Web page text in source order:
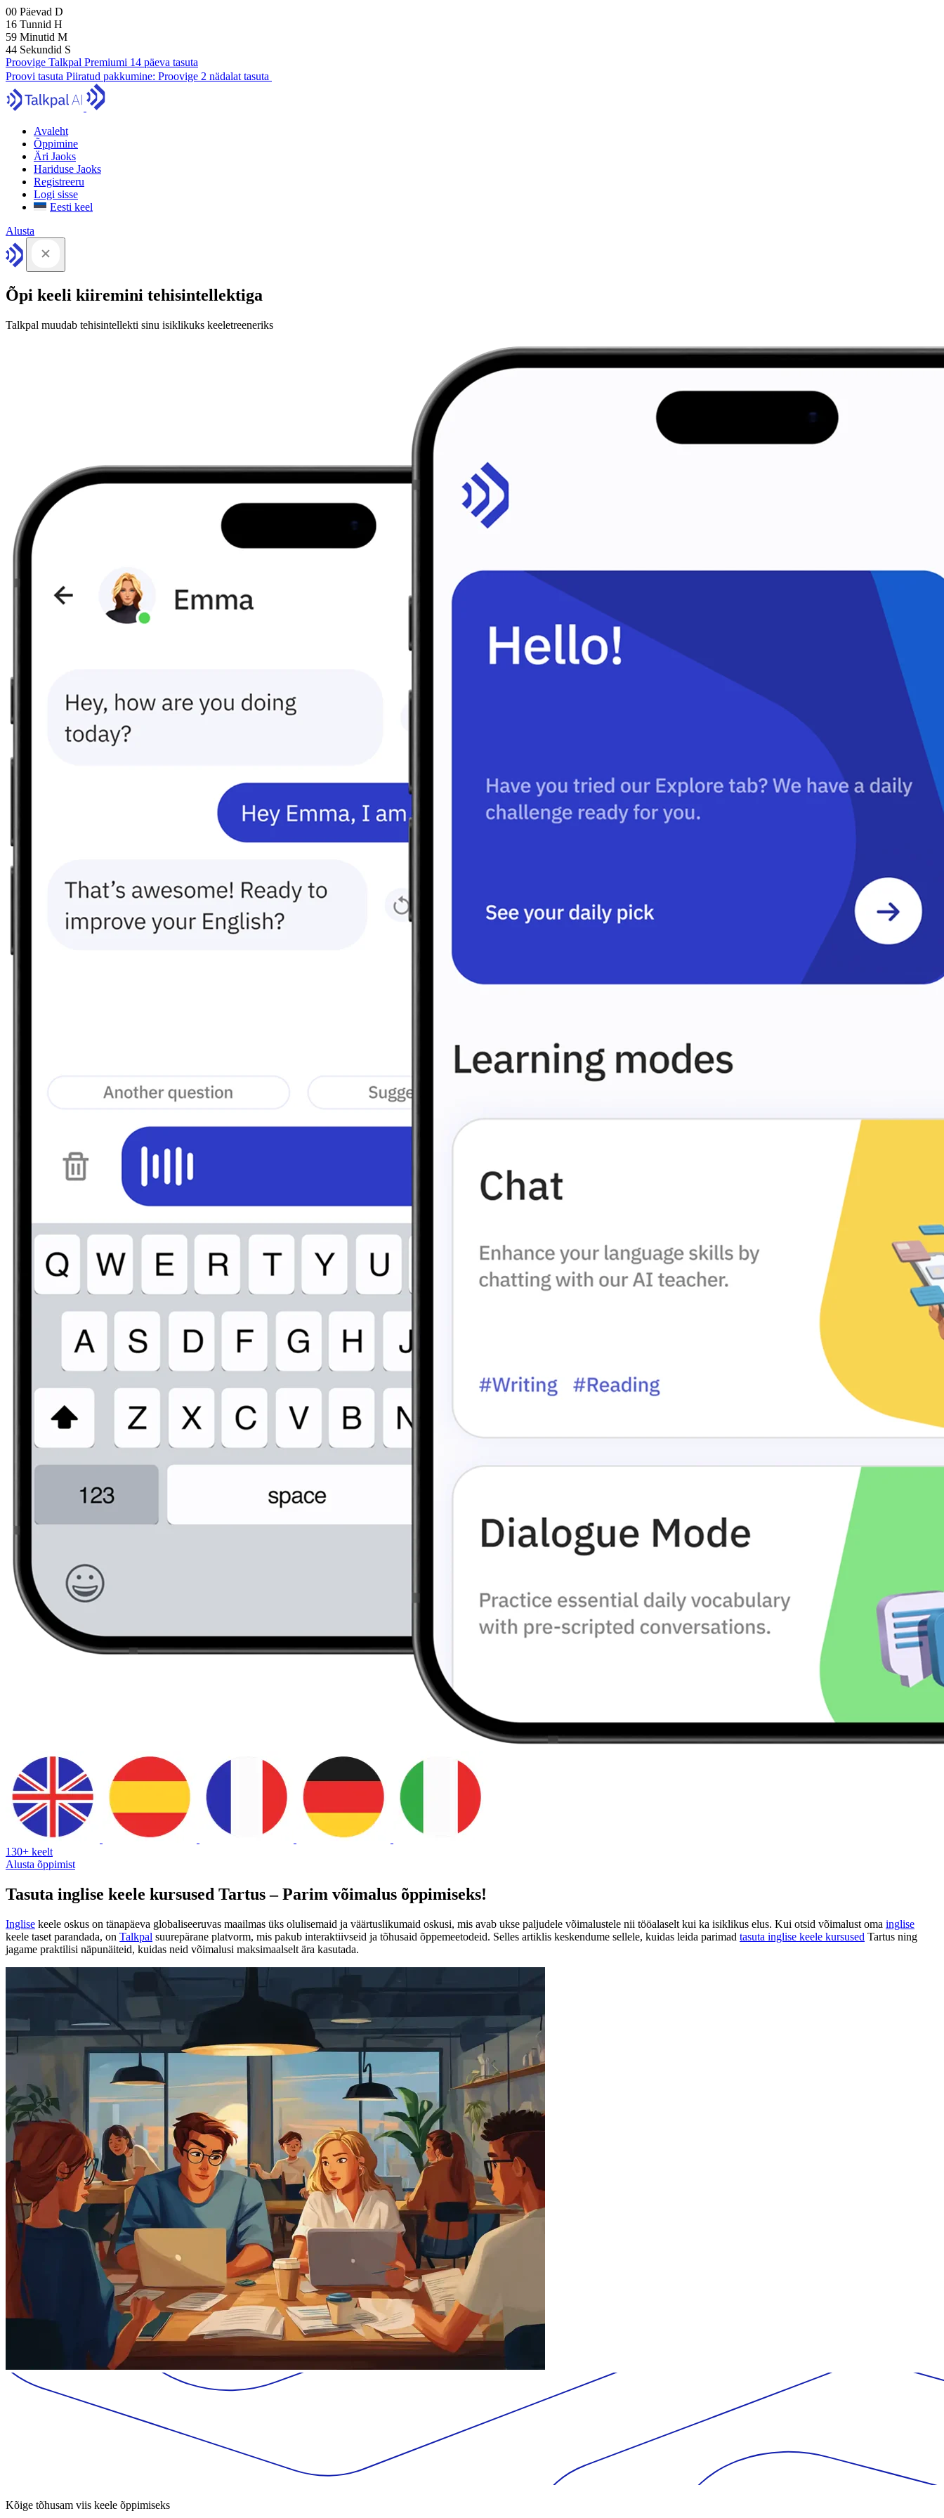
00 Päevad D
16 Tunnid H
59 Minutid M
43 Sekundid S
Proovige Talkpal Premiumi 14 päeva tasuta
Proovi tasuta Piiratud pakkumine: Proovige 2 nädalat tasuta
Avaleht
Õppimine
Äri Jaoks
Hariduse Jaoks
Registreeru
Logi sisse
Eesti keel
Alusta
Õpi keeli kiiremini tehisintellektiga
Talkpal muudab tehisintellekti sinu isiklikuks keeletreeneriks
130+ keelt
Alusta õppimist
Tasuta inglise keele kursused Tartus – Parim võimalus õppimiseks!
Inglise keele oskus on tänapäeva globaliseeruvas maailmas üks olulisemaid ja väärtuslikumaid oskusi, mis avab ukse paljudele võimalustele nii tööalaselt kui ka isiklikus elus. Kui otsid võimalust oma inglise
keele taset parandada, on Talkpal suurepärane platvorm, mis pakub interaktiivseid ja tõhusaid õppemeetodeid. Selles artiklis keskendume sellele, kuidas leida parimad tasuta inglise keele kursused Tartus ning
jagame praktilisi näpunäiteid, kuidas neid võimalusi maksimaalselt ära kasutada.
Kõige tõhusam viis keele õppimiseks